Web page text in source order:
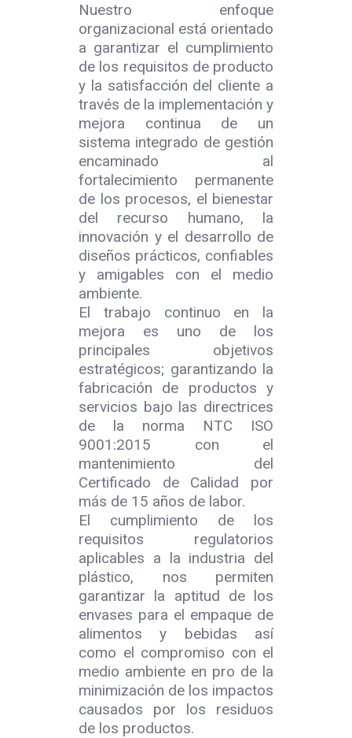
Nuestro enfoque
organizacional está orientado
a garantizar el cumplimiento
de los requisitos de producto
y la satisfacción del cliente a
través de la implementación y
mejora continua de un
sistema integrado de gestión
encaminado al
fortalecimiento permanente
de los procesos, el bienestar
del recurso humano, la
innovación y el desarrollo de
diseños prácticos, confiables
y amigables con el medio
ambiente.
El trabajo continuo en la
mejora es uno de los
principales objetivos
estratégicos; garantizando la
fabricación de productos y
servicios bajo las directrices
de la norma NTC ISO
9001:2015 con el
mantenimiento del
Certificado de Calidad por
más de 15 años de labor.
El cumplimiento de los
requisitos regulatorios
aplicables a la industria del
plástico, nos permiten
garantizar la aptitud de los
envases para el empaque de
alimentos y bebidas así
como el compromiso con el
medio ambiente en pro de la
minimización de los impactos
causados por los residuos
de los productos.